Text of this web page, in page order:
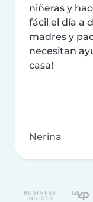
niñeras y
fácil el día a
madres y
necesitan
casa!
Nerina